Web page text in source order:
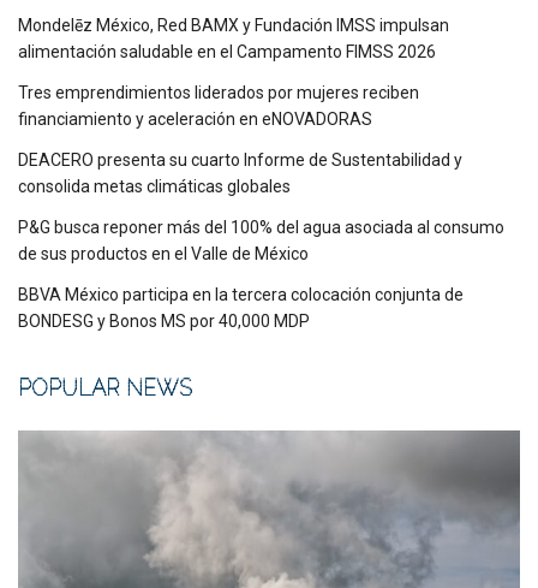
Mondelēz México, Red BAMX y Fundación IMSS impulsan
alimentación saludable en el Campamento FIMSS 2026
Tres emprendimientos liderados por mujeres reciben
financiamiento y aceleración en eNOVADORAS
DEACERO presenta su cuarto Informe de Sustentabilidad y
consolida metas climáticas globales
P&G busca reponer más del 100% del agua asociada al consumo
de sus productos en el Valle de México
BBVA México participa en la tercera colocación conjunta de
BONDESG y Bonos MS por 40,000 MDP
POPULAR NEWS